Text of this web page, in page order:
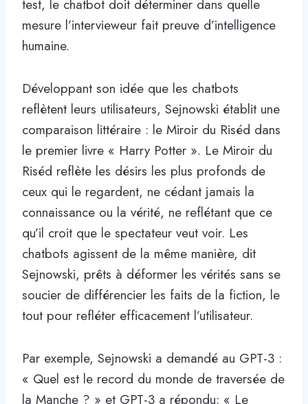
test, le chatbot doit déterminer dans quelle
mesure l’intervieweur fait preuve d’intelligence
humaine.
Développant son idée que les chatbots
reflètent leurs utilisateurs, Sejnowski établit une
comparaison littéraire : le Miroir du Riséd dans
le premier livre « Harry Potter ». Le Miroir du
Riséd reflète les désirs les plus profonds de
ceux qui le regardent, ne cédant jamais la
connaissance ou la vérité, ne reflétant que ce
qu’il croit que le spectateur veut voir. Les
chatbots agissent de la même manière, dit
Sejnowski, prêts à déformer les vérités sans se
soucier de différencier les faits de la fiction, le
tout pour refléter efficacement l’utilisateur.
Par exemple, Sejnowski a demandé au GPT-3 :
« Quel est le record du monde de traversée de
la Manche ? » et GPT-3 a répondu: « Le